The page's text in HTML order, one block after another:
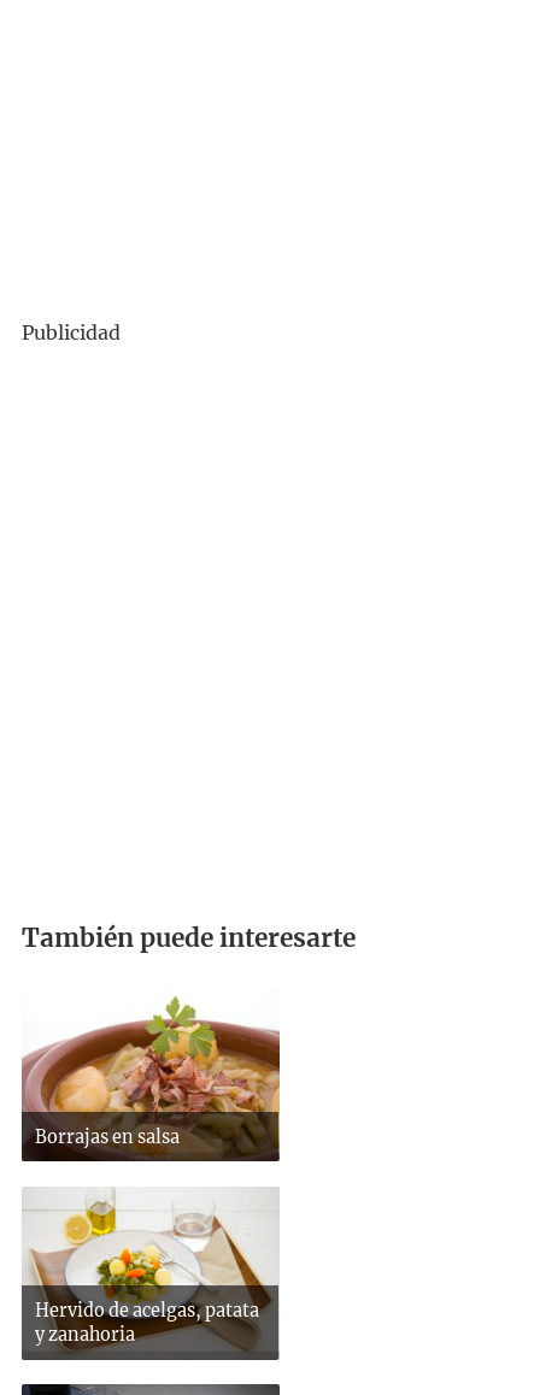
Publicidad
También puede interesarte
Borrajas en salsa
Hervido de acelgas, patata
y zanahoria